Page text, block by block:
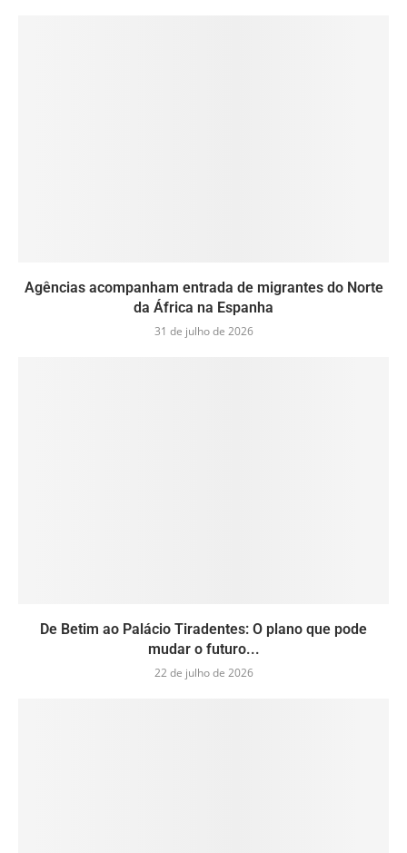
Agências acompanham entrada de migrantes do Norte
da África na Espanha
31 de julho de 2026
De Betim ao Palácio Tiradentes: O plano que pode
mudar o futuro...
22 de julho de 2026